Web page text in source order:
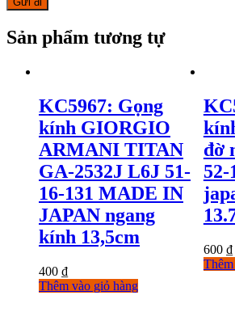
Sản phẩm tương tự
KC5967: Gọng
kính GIORGIO
ARMANI TITAN
GA-2532J L6J 51-
16-131 MADE IN
JAPAN ngang
kính 13,5cm
400 ₫
Thêm vào giỏ hàng
đờ
52-
600 ₫